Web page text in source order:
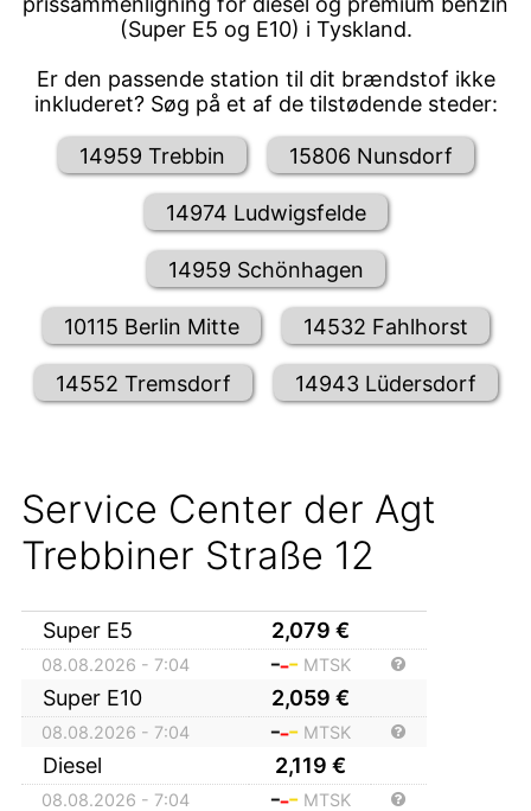
(Super E5 og E10) i Tyskland.
Er den passende station til dit brændstof ikke
inkluderet? Søg på et af de tilstødende steder:
14959 Trebbin 15806 Nunsdorf
14974 Ludwigsfelde
14959 Schönhagen
10115 Berlin Mitte 14532 Fahlhorst
14552 Tremsdorf 14943 Lüdersdorf
Service Center der Agt
Trebbiner Straße 12
Super E5 2,079 €
08.08.2026 - 7:04 MTSK
Super E10 2,059 €
08.08.2026 - 7:04 MTSK
Diesel 2,119 €
08.08.2026 - 7:04 MTSK